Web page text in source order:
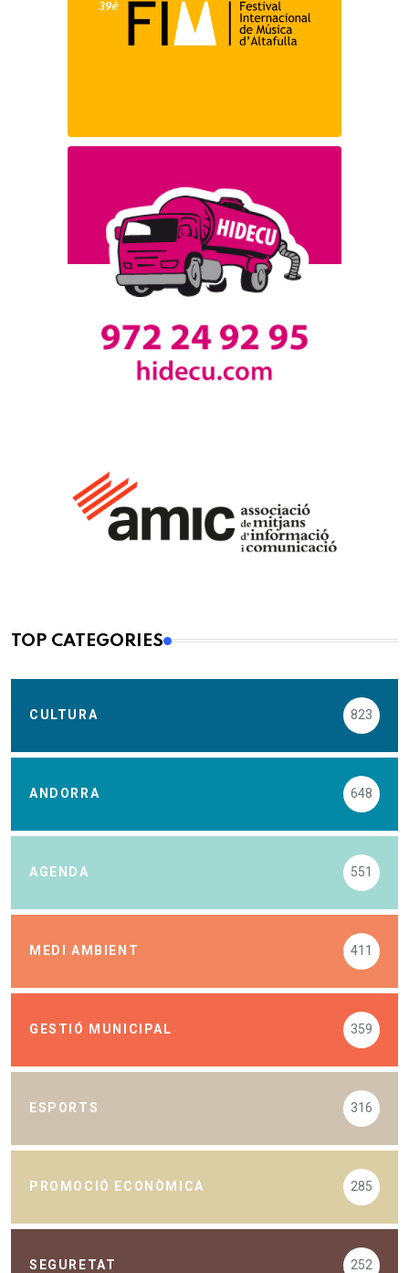
TOP CATEGORIES
CULTURA 823
ANDORRA 648
AGENDA 551
MEDI AMBIENT 411
GESTIÓ MUNICIPAL 359
ESPORTS 316
PROMOCIÓ ECONÒMICA 285
SEGURETAT 252